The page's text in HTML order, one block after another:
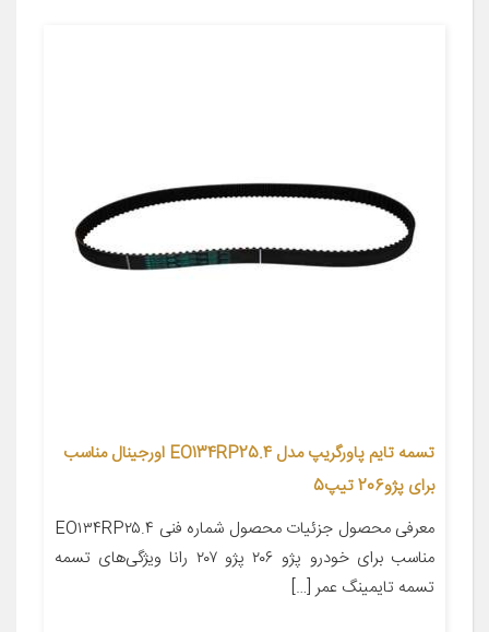
تسمه تایم پاورگریپ مدل EO134RP25.4 اورجینال مناسب
برای پژو206 تیپ5
معرفی محصول جزئیات محصول شماره فنی EO۱۳۴RP۲۵.۴
مناسب برای خودرو پژو ۲۰۶ پژو ۲۰۷ رانا ویژگی‌های تسمه
تسمه تایمینگ عمر […]